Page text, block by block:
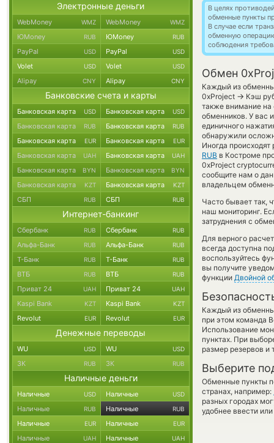
В целях
обменные пункты
В случае если
обменную
соблюдения
Обмен
Каждый из
0xProject → Кэш
также внимание на
обменников. У вас
единичного
обнаружили
Иногда
RUB в Костроме
0xProject
сообщите нам о
владельцем
Часто бывает так,
наш мониторинг.
затруднения с
Для верного
всегда доступна
воспользуйтесь
вы получите
функции Двойной
Каждый из
при этом команда
Использование
пунктах. При
размер резервов и
Выберите
Обменные пункты
странах, например:
разных городах
удобнее ввести
Электронные деньги
WebMoney WMZ WebMoney WMZ
ЮMoney RUB ЮMoney RUB
PayPal USD PayPal USD
Volet USD Volet USD
Alipay CNY Alipay CNY
Банковские счета и карты
Банковская карта USD Банковская карта USD
Банковская карта RUB Банковская карта RUB
Банковская карта EUR Банковская карта EUR
Банковская карта UAH Банковская карта UAH
Банковская карта BYN Банковская карта BYN
Банковская карта KZT Банковская карта KZT
СБП RUB СБП RUB
Интернет-банкинг
Сбербанк RUB Сбербанк RUB
Альфа-Банк RUB Альфа-Банк RUB
Т-Банк RUB Т-Банк RUB
ВТБ RUB ВТБ RUB
Приват 24 UAH Приват 24 UAH
Kaspi Bank KZT Kaspi Bank KZT
Revolut EUR Revolut EUR
Денежные переводы
WU USD WU USD
ЗК RUB ЗК RUB
Наличные деньги
Наличные USD Наличные USD
Наличные RUB Наличные RUB
Наличные EUR Наличные EUR
Наличные UAH Наличные UAH